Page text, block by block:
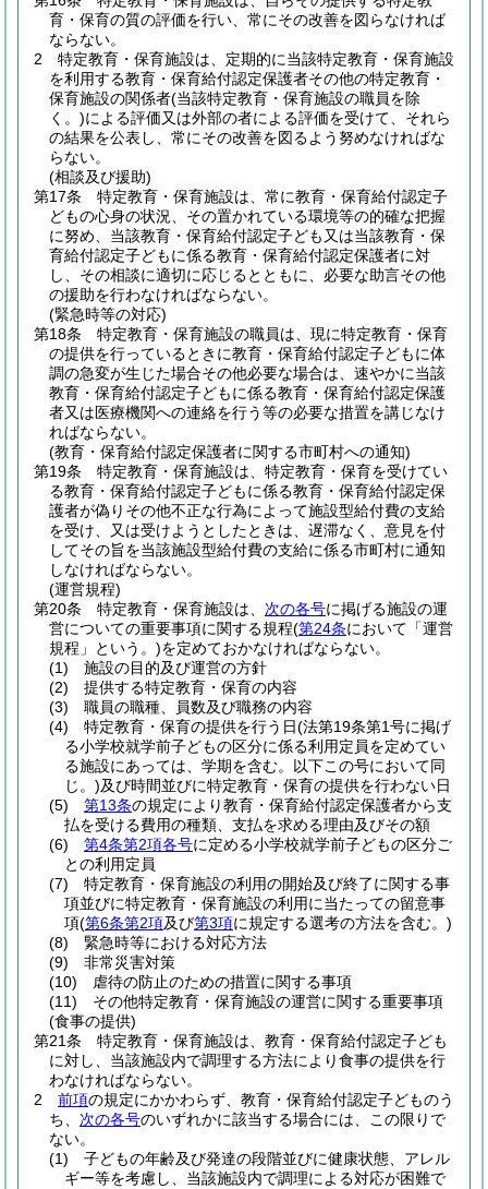
育・保育の質の評価を行い、常にその改善を図らなければ
ならない。
2
特定教育・保育施設は、定期的に当該特定教育・保育施設
を利用する教育・保育給付認定保護者その他の特定教育・
保育施設の関係者(当該特定教育・保育施設の職員を除
く。)による評価又は外部の者による評価を受けて、それら
の結果を公表し、常にその改善を図るよう努めなければな
らない。
(相談及び援助)
第17条
特定教育・保育施設は、常に教育・保育給付認定子
どもの心身の状況、その置かれている環境等の的確な把握
に努め、当該教育・保育給付認定子ども又は当該教育・保
育給付認定子どもに係る教育・保育給付認定保護者に対
し、その相談に適切に応じるとともに、必要な助言その他
の援助を行わなければならない。
(緊急時等の対応)
第18条
特定教育・保育施設の職員は、現に特定教育・保育
の提供を行っているときに教育・保育給付認定子どもに体
調の急変が生じた場合その他必要な場合は、速やかに当該
教育・保育給付認定子どもに係る教育・保育給付認定保護
者又は医療機関への連絡を行う等の必要な措置を講じなけ
ればならない。
(教育・保育給付認定保護者に関する市町村への通知)
第19条
特定教育・保育施設は、特定教育・保育を受けてい
る教育・保育給付認定子どもに係る教育・保育給付認定保
護者が偽りその他不正な行為によって施設型給付費の支給
を受け、又は受けようとしたときは、遅滞なく、意見を付
してその旨を当該施設型給付費の支給に係る市町村に通知
しなければならない。
(運営規程)
第20条
特定教育・保育施設は、 次の各号に掲げる施設の運
営についての重要事項に関する規程(第24条において「運営
規程」という。)を定めておかなければならない。
(1)
施設の目的及び運営の方針
(2)
提供する特定教育・保育の内容
(3)
職員の職種、員数及び職務の内容
(4)
特定教育・保育の提供を行う日(法第19条第1号に掲げ
る小学校就学前子どもの区分に係る利用定員を定めてい
る施設にあっては、学期を含む。以下この号において同
じ。)及び時間並びに特定教育・保育の提供を行わない日
(5)
第13条の規定により教育・保育給付認定保護者から支
払を受ける費用の種類、支払を求める理由及びその額
(6)
第4条第2項各号に定める小学校就学前子どもの区分ご
との利用定員
(7)
特定教育・保育施設の利用の開始及び終了に関する事
項並びに特定教育・保育施設の利用に当たっての留意事
項(第6条第2項及び第3項に規定する選考の方法を含む。)
(8)
緊急時等における対応方法
(9)
非常災害対策
(10)
虐待の防止のための措置に関する事項
(11)
その他特定教育・保育施設の運営に関する重要事項
(食事の提供)
第21条
特定教育・保育施設は、教育・保育給付認定子ども
に対し、当該施設内で調理する方法により食事の提供を行
わなければならない。
2
前項の規定にかかわらず、教育・保育給付認定子どものう
ち、 次の各号のいずれかに該当する場合には、この限りで
ない。
(1)
子どもの年齢及び発達の段階並びに健康状態、アレル
ギー等を考慮し、当該施設内で調理による対応が困難で